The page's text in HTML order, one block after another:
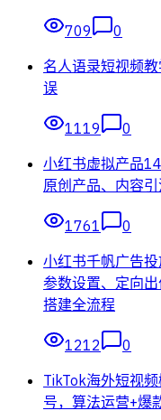
709
0
名人语录短视频
误
1119
0
小红书虚拟产品
原创产品、内容
1761
0
小红书千帆广告
参数设置、定向
搭建全流程
1212
0
TikTok海外短视
号，算法运营+爆